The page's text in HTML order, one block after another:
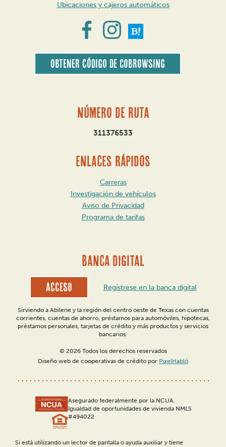
Ubicaciones y cajeros automáticos
Obtener código de CoBrowsing
Número de ruta
311376533
ENLACES RÁPIDOS
Carreras
Investigación de vehículos
Aviso de Privacidad
Programa de tarifas
BANCA DIGITAL
Acceso Regístrese en la banca digital
Sirviendo a Abilene y la región del centro oeste de Texas con cuentas
corrientes, cuentas de ahorro, préstamos para automóviles, hipotecas,
préstamos personales, tarjetas de crédito y más productos y servicios
bancarios.
© 2026 Todos los derechos reservados
Diseño web de cooperativas de crédito por PixelHabló
Asegurado federalmente por la NCUA.
Igualdad de oportunidades de vivienda NMLS
#494022
Si está utilizando un lector de pantalla o ayuda auxiliar y tiene